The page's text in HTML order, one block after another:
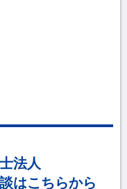
法人
はこちらから